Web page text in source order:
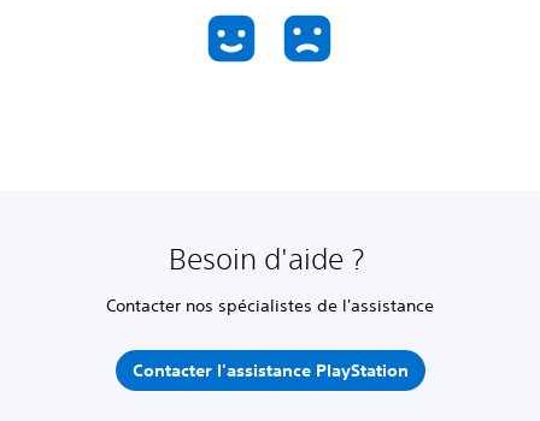
Besoin d'aide ?
Contacter nos spécialistes de l'assistance
Contacter l'assistance PlayStation